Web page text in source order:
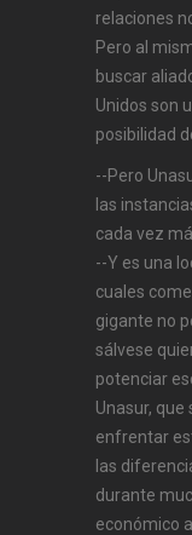
relaciones
Pero al
buscar
Unidos son
posibilidad
--Pero
las
cada vez
--Y es una
cuales
gigante no
sálvese
potenciar
Unasur, que
enfrentar
las
durante
económico